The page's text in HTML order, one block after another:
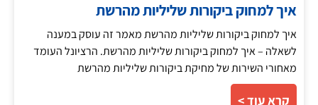
איך למחוק ביקורות שליליות מהרשת
איך למחוק ביקורות שליליות מהרשת מאמר זה עוסק במענה
לשאלה – איך למחוק ביקורות שליליות מהרשת. הרציונל העומד
מאחורי השירות של מחיקת ביקורות שליליות מהרשת
קרא עוד >